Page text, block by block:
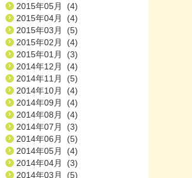
2015年05月 (4)
2015年04月 (4)
2015年03月 (5)
2015年02月 (4)
2015年01月 (3)
2014年12月 (4)
2014年11月 (5)
2014年10月 (4)
2014年09月 (4)
2014年08月 (4)
2014年07月 (3)
2014年06月 (5)
2014年05月 (4)
2014年04月 (3)
2014年03月 (5)